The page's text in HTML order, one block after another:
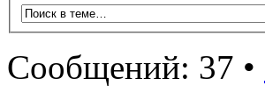
Сообщений: 37 •